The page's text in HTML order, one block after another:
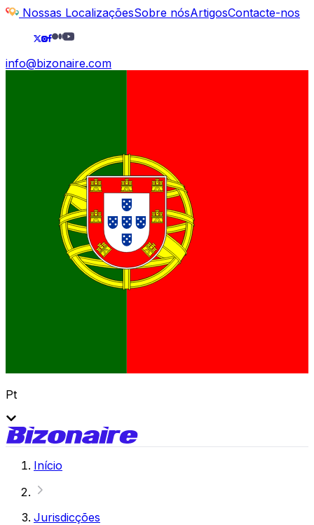
Nossas LocalizaçõesSobre nósArtigosContacte-nos
info@bizonaire.com
Pt
Início
Jurisdicções